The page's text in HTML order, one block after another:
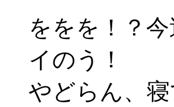
ををを！？
イのう！
やどらん、